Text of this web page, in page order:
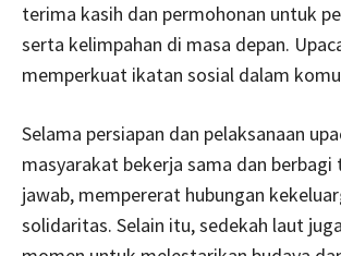
terima kasih dan permohonan untuk
serta kelimpahan di masa depan.
memperkuat ikatan sosial dalam
Selama persiapan dan pelaksanaan
masyarakat bekerja sama dan berbagi
jawab, mempererat hubungan
solidaritas. Selain itu, sedekah laut